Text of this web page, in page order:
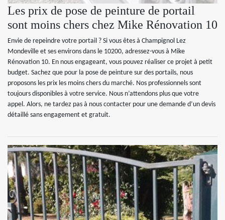
Les prix de pose de peinture de portail
sont moins chers chez Mike Rénovation 10
Envie de repeindre votre portail ? Si vous êtes à Champignol Lez
Mondeville et ses environs dans le 10200, adressez-vous à Mike
Rénovation 10. En nous engageant, vous pouvez réaliser ce projet à petit
budget. Sachez que pour la pose de peinture sur des portails, nous
proposons les prix les moins chers du marché. Nos professionnels sont
toujours disponibles à votre service. Nous n’attendons plus que votre
appel. Alors, ne tardez pas à nous contacter pour une demande d’un devis
détaillé sans engagement et gratuit.